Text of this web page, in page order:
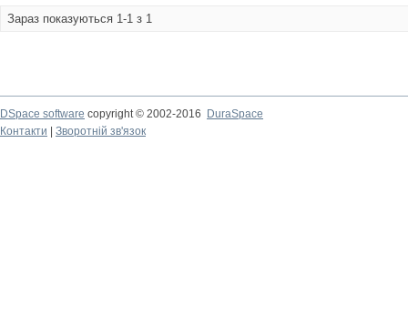
Зараз показуються 1-1 з 1
DSpace software copyright © 2002-2016
DuraSpace
Контакти
Зворотній зв'язок